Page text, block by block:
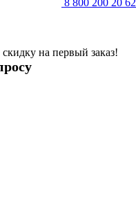
на первый заказ!